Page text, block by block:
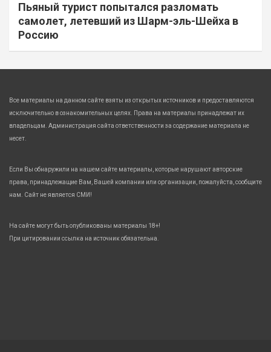
Пьяный турист попытался разломать
самолет, летевший из Шарм-эль-Шейха в
Россию
Все материалы на данном сайте взяты из открытых источников и предоставляются
исключительно в ознакомительных целях. Права на материалы принадлежат их
владельцам. Администрация сайта ответственности за содержание материала не
несет.
Если Вы обнаружили на нашем сайте материалы, которые нарушают авторские
права, принадлежащие Вам, Вашей компании или организации, пожалуйста, сообщите
нам. Сайт не является СМИ!
На сайте могут быть опубликованы материалы 18+!
При цитировании ссылка на источник обязательна.